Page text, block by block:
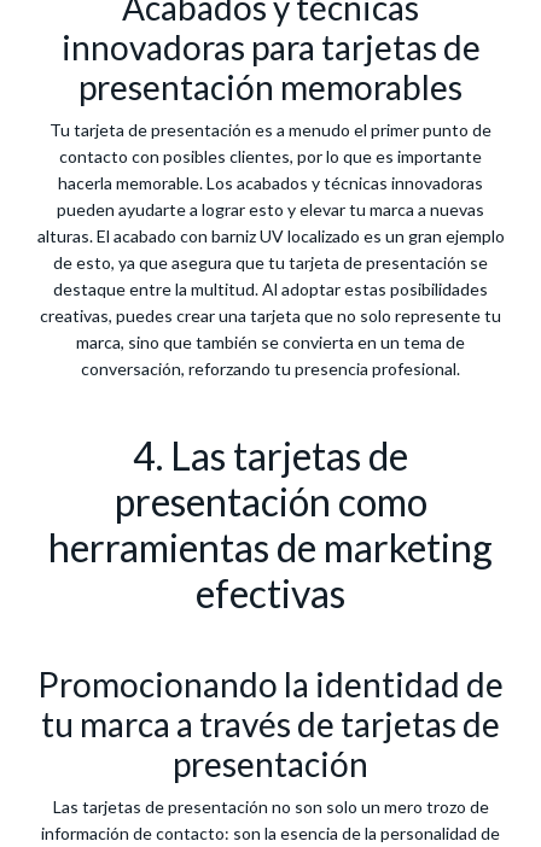
innovadoras para tarjetas de
presentación memorables
Tu tarjeta de presentación es a menudo el primer punto de
contacto con posibles clientes, por lo que es importante
hacerla memorable. Los acabados y técnicas innovadoras
pueden ayudarte a lograr esto y elevar tu marca a nuevas
alturas. El acabado con barniz UV localizado es un gran ejemplo
de esto, ya que asegura que tu tarjeta de presentación se
destaque entre la multitud. Al adoptar estas posibilidades
creativas, puedes crear una tarjeta que no solo represente tu
marca, sino que también se convierta en un tema de
conversación, reforzando tu presencia profesional.
4. Las tarjetas de
presentación como
herramientas de marketing
efectivas
Promocionando la identidad de
tu marca a través de tarjetas de
presentación
Las tarjetas de presentación no son solo un mero trozo de
información de contacto: son la esencia de la personalidad de